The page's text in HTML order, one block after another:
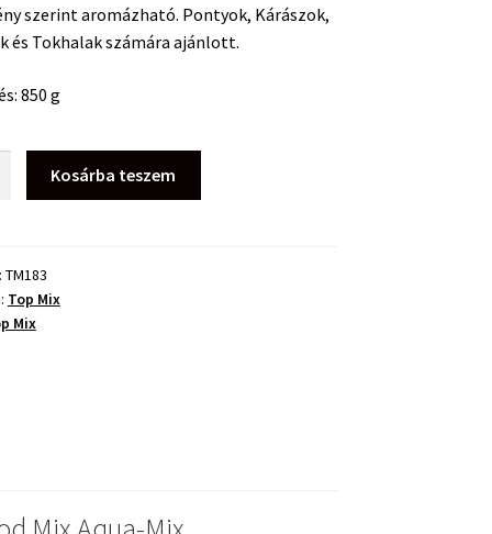
szerint aromázható. Pontyok, Kárászok,
és Tokhalak számára ajánlott.
850 g
Kosárba teszem
TM183
Top Mix
Mix